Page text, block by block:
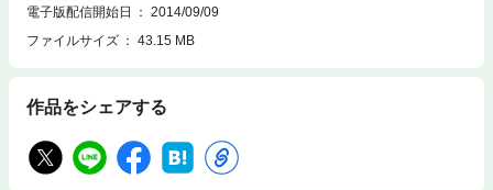
電子版配信開始日
2014/09/09
ファイルサイズ
43.15 MB
作品をシェアする